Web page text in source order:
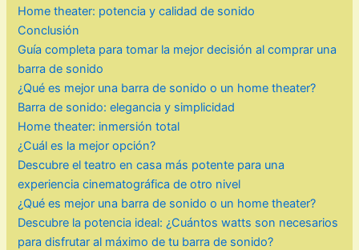
Home theater: potencia y calidad de sonido
Conclusión
Guía completa para tomar la mejor decisión al comprar una
barra de sonido
¿Qué es mejor una barra de sonido o un home theater?
Barra de sonido: elegancia y simplicidad
Home theater: inmersión total
¿Cuál es la mejor opción?
Descubre el teatro en casa más potente para una
experiencia cinematográfica de otro nivel
¿Qué es mejor una barra de sonido o un home theater?
Descubre la potencia ideal: ¿Cuántos watts son necesarios
para disfrutar al máximo de tu barra de sonido?